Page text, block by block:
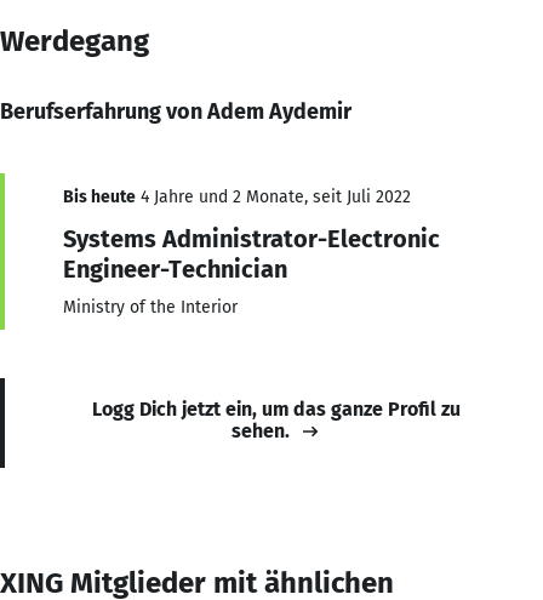
Werdegang
Berufserfahrung von Adem Aydemir
Bis heute 4 Jahre und 2 Monate, seit Juli 2022
Systems Administrator-Electronic
Engineer-Technician
Ministry of the Interior
Logg Dich jetzt ein, um das ganze Profil zu
sehen.
XING Mitglieder mit ähnlichen